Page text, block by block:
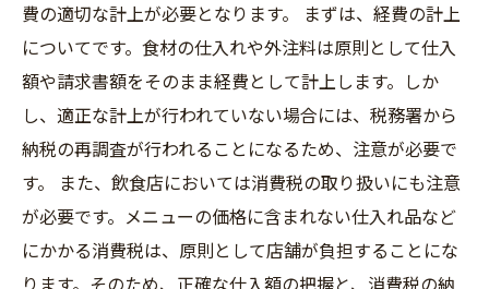
費の適切な計上が必要となります。 まずは、経費の計上
についてです。食材の仕入れや外注料は原則として仕入
額や請求書額をそのまま経費として計上します。しか
し、適正な計上が行われていない場合には、税務署から
納税の再調査が行われることになるため、注意が必要で
す。 また、飲食店においては消費税の取り扱いにも注意
が必要です。メニューの価格に含まれない仕入れ品など
にかかる消費税は、原則として店舗が負担することにな